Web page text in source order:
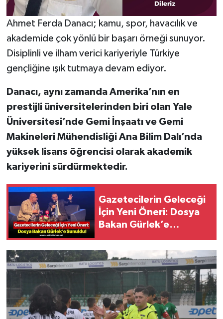
Ahmet Ferda Danacı; kamu, spor, havacılık ve
akademide çok yönlü bir başarı örneği sunuyor.
Disiplinli ve ilham verici kariyeriyle Türkiye
gençliğine ışık tutmaya devam ediyor.
Danacı, aynı zamanda Amerika’nın en
prestijli üniversitelerinden biri olan Yale
Üniversitesi’nde Gemi İnşaatı ve Gemi
Makineleri Mühendisliği Ana Bilim Dalı’nda
yüksek lisans öğrencisi olarak akademik
kariyerini sürdürmektedir.
Gazetecilerin Geleceği
İçin Yeni Öneri: Dosya
Bakan Gürlek’e